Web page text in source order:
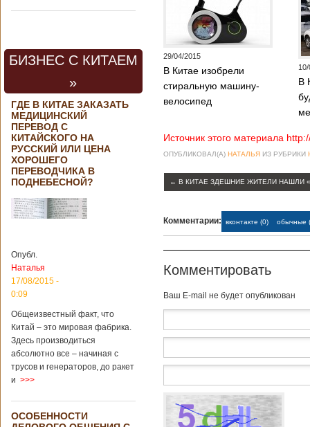
БИЗНЕС С КИТАЕМ
»
ГДЕ В КИТАЕ ЗАКАЗАТЬ
МЕДИЦИНСКИЙ
ПЕРЕВОД С
КИТАЙСКОГО НА
РУССКИЙ ИЛИ ЦЕНА
ХОРОШЕГО
ПЕРЕВОДЧИКА В
ПОДНЕБЕСНОЙ?
Опубл.
Наталья
17/08/2015 -
0:09
Общеизвестный факт, что
Китай – это мировая фабрика.
Здесь производиться
абсолютно все – начиная с
трусов и генераторов, до ракет
и >>>
ОСОБЕННОСТИ
29/04/2015
В Китае изобрели
стиральную машину-
велосипед
В
Источник этого материала
ОПУБЛИКОВАЛ(А) НАТАЛЬЯ ИЗ РУБРИКИ
← В КИТАЕ ЗДЕШНИЕ ЖИТЕЛИ НАШЛИ
Комментарии: вконтакте (0) обычные
Комментировать
Baш E-mail не будет опубликован